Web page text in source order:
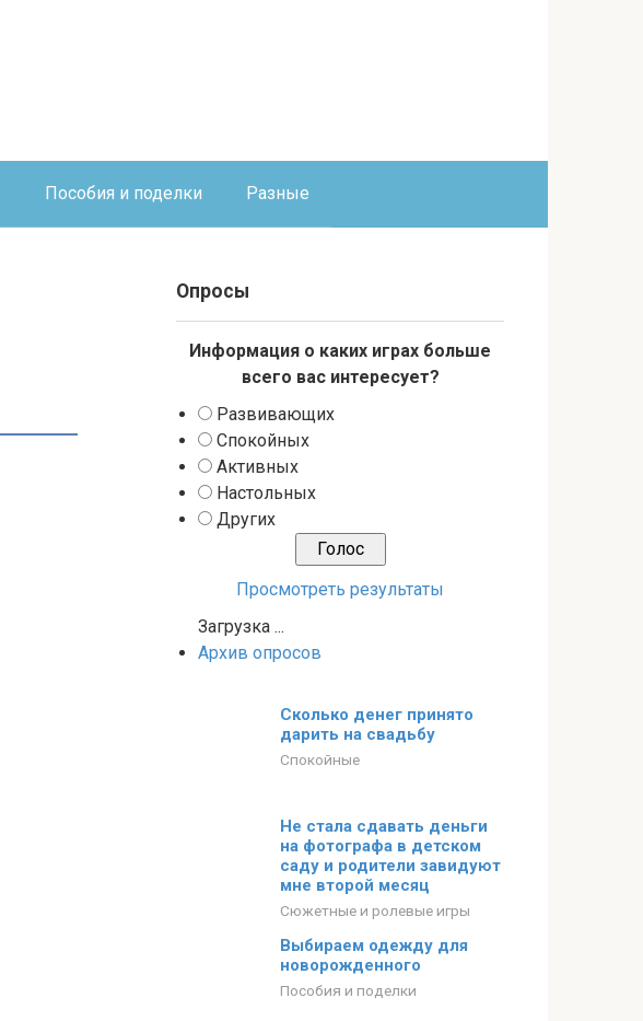
Пособия и поделки Разные
Опросы
Информация о каких играх больше
всего вас интересует?
Развивающих
Спокойных
Активных
Настольных
Других
Просмотреть результаты
Загрузка ...
Архив опросов
Сколько денег принято
дарить на свадьбу
Спокойные
Не стала сдавать деньги
на фотографа в детском
саду и родители завидуют
мне второй месяц
Сюжетные и ролевые игры
Выбираем одежду для
новорожденного
Пособия и поделки